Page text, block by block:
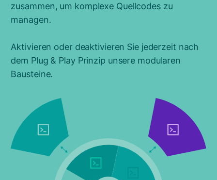
zusammen, um komplexe Quellcodes zu
managen.
Aktivieren oder deaktivieren Sie jederzeit nach
dem Plug & Play Prinzip unsere modularen
Bausteine.